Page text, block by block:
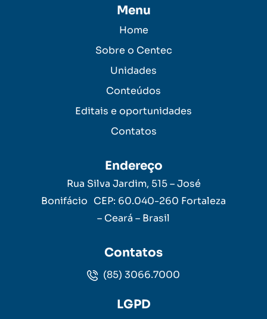
Menu
Home
Sobre o Centec
Unidades
Conteúdos
Editais e oportunidades
Contatos
Endereço
Rua Silva Jardim, 515 – José
Bonifácio CEP: 60.040-260 Fortaleza
– Ceará – Brasil
Contatos
(85) 3066.7000
LGPD